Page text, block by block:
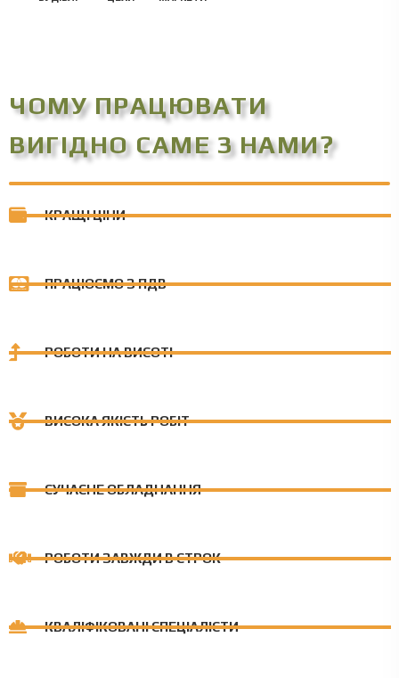
ЧОМУ ПРАЦЮВАТИ
ВИГІДНО САМЕ З НАМИ?
КРАЩІ ЦІНИ
ПРАЦЮЄМО З ПДВ
РОБОТИ НА ВИСОТІ
ВИСОКА ЯКІСТЬ РОБІТ
СУЧАСНЕ ОБЛАДНАННЯ
РОБОТИ ЗАВЖДИ В СТРОК
КВАЛІФІКОВАНІ СПЕЦІАЛІСТИ